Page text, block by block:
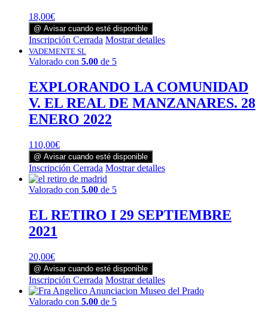
producto
18,00€
@ Avisar cuando esté disponible
Inscripción Cerrada Mostrar detalles
VADEMENTE SL
Valorado con 5.00 de 5
EXPLORANDO LA COMUNIDAD
V. EL REAL DE MANZANARES. 28
ENERO 2022
110,00€
@ Avisar cuando esté disponible
Inscripción Cerrada Mostrar detalles
Valorado con 5.00 de 5
EL RETIRO I 29 SEPTIEMBRE
2021
20,00€
@ Avisar cuando esté disponible
Inscripción Cerrada Mostrar detalles
Valorado con 5.00 de 5